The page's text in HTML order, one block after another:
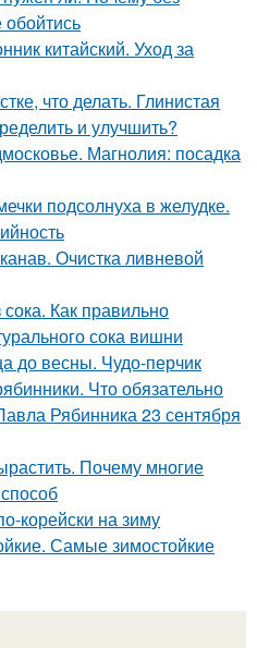
китайский. Уход за
что делать. Глинистая
и улучшить?
Магнолия: посадка
подсолнуха в желудке.
Очистка ливневой
сока. Как правильно
сока вишни
до весны. Чудо-перчик
Что обязательно
Рябинника 23 сентября
Почему многие
корейски на зиму
Самые зимостойкие